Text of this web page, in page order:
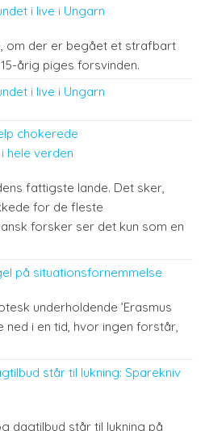
i live i Ungarn
om der er begået et strafbart
årig piges forsvinden.
i live i Ungarn
chokerede
hele verden
fattigste lande. Det sker,
for de fleste
forsker ser det kun som en
på situationsfornemmelse
underholdende ’Erasmus
ned i en tid, hvor ingen forstår,
står til lukning: Sparekniv
dagtilbud står til lukning på